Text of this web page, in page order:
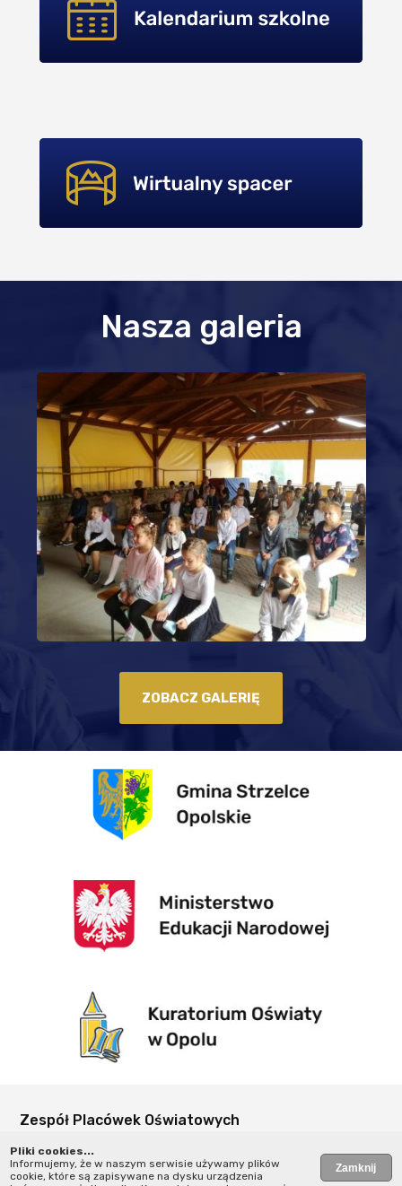
Nasza galeria
ZOBACZ GALERIĘ
Zespół Placówek Oświatowych
Szkolna 3
Pliki cookies...
Informujemy, że w naszym serwisie używamy plików
cookie, które są zapisywane na dysku urządzenia